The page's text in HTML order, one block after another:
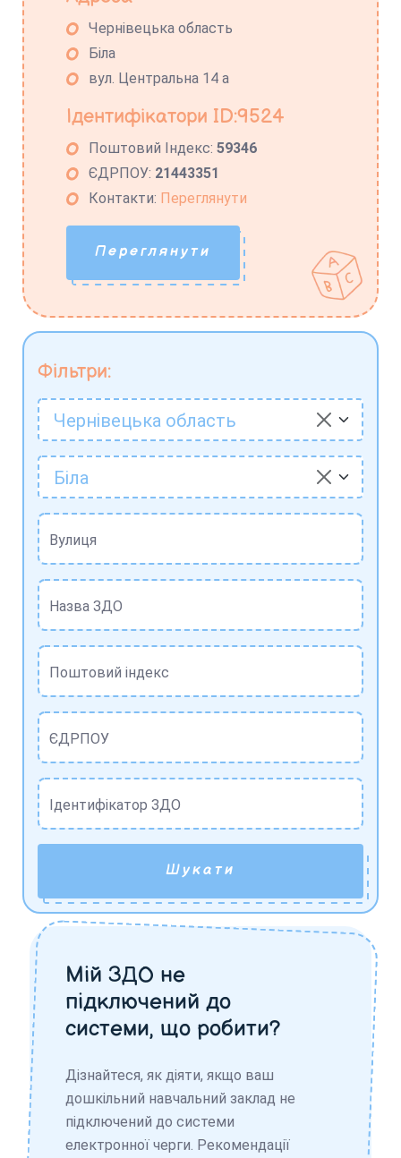
Фільтри:
Чернівецька область
Біла
Вулиця
Назва ЗДО
Поштовий індекс
ЄДРПОУ
Ідентифікатор ЗДО
Шукати
Мій ЗДО не
підключений до
системи, що робити?
Дізнайтеся, як діяти, якщо ваш
дошкільний навчальний заклад не
підключений до системи
електронної черги. Рекомендації
Чернівецька область
Біла
вул. Центральна 14 а
Ідентифікатори ID:9524
Поштовий Індекс:59346
ЄДРПОУ: 21443351
Контакти: Переглянути
Переглянути